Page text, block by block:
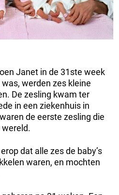
Janet in de 31ste week
werden zes kleine
De zesling kwam ter
in een ziekenhuis in
de eerste zesling die
dat alle zes de baby’s
waren, en mochten